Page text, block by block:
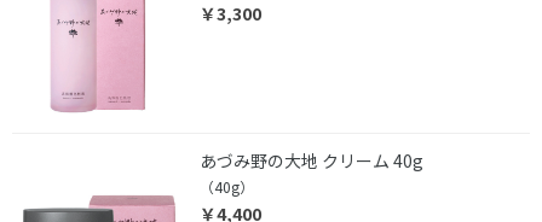
￥3,300
あづみ野の大地 クリーム 40g
（40g）
￥4,400